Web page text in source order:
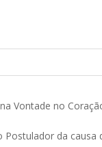
Vontade no
Postulador da causa